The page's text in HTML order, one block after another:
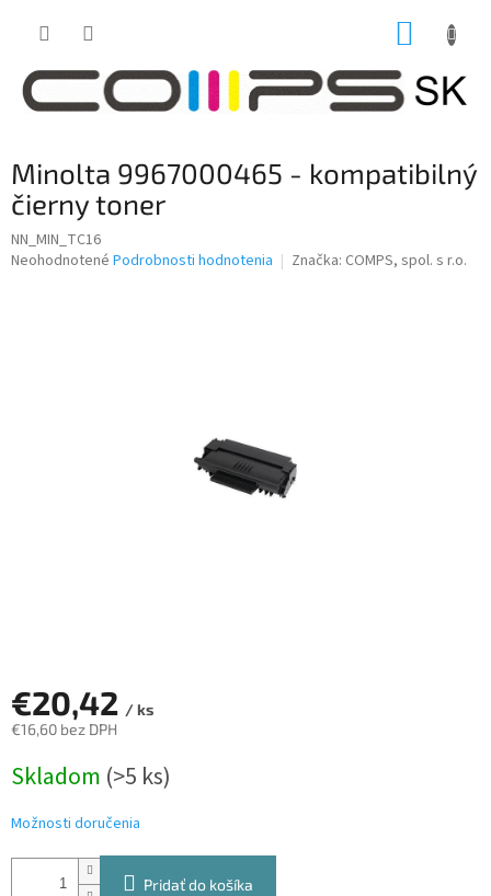
Minolta 9967000465 - kompatibilný
čierny toner
NN_MIN_TC16
Priemerné
Neohodnotené Podrobnosti hodnotenia Značka: COMPS, spol. s r.o.
€20,42 / ks
€16,60 bez DPH
cena:
Skladom (>5 ks)
Možnosti doručenia
Pridať do košíka